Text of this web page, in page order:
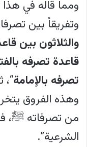
ومما قاله في
وتفريقاً بين
والثلاثون بين
قاعدة تصرفه
تصرفه بالإمامة“،
وهذه الفروق
من تصرفاته ﷺ،
الشرعية”.